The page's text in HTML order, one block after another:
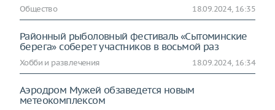
Общество 18.09.2024, 16:35
Районный рыболовный фестиваль «Сытоминские
берега» соберет участников в восьмой раз
Хобби и развлечения 18.09.2024, 16:34
Аэродром Мужей обзаведется новым
метеокомплексом